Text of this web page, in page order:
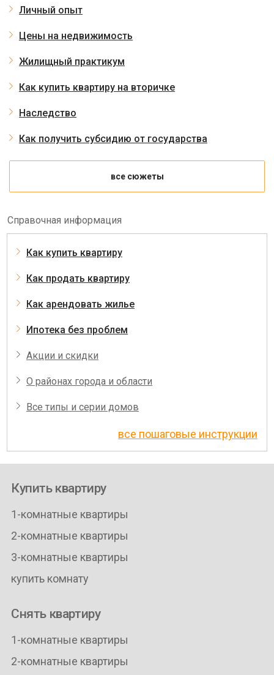
Личный опыт
Цены на недвижимость
Жилищный практикум
Как купить квартиру на вторичке
Наследство
Как получить субсидию от государства
все сюжеты
Справочная информация
Как купить квартиру
Как продать квартиру
Как арендовать жилье
Ипотека без проблем
Акции и скидки
О районах города и области
Все типы и серии домов
все пошаговые инструкции
Купить квартиру
1-комнатные квартиры
2-комнатные квартиры
3-комнатные квартиры
купить комнату
Снять квартиру
1-комнатные квартиры
2-комнатные квартиры